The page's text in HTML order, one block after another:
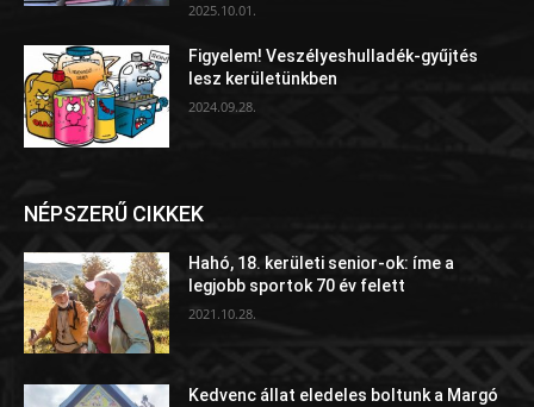
2025.10.01.
Figyelem! Veszélyeshulladék-gyűjtés
lesz kerületünkben
2024.09.28.
NÉPSZERŰ CIKKEK
Hahó, 18. kerületi senior-ok: íme a
legjobb sportok 70 év felett
2021.10.28.
Kedvenc állat eledeles boltunk a Margó